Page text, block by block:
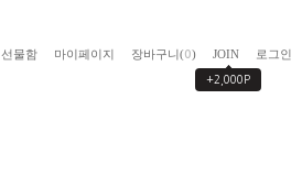
로그인
JOIN
+2,000P
장바구니(0)
마이페이지
선물함